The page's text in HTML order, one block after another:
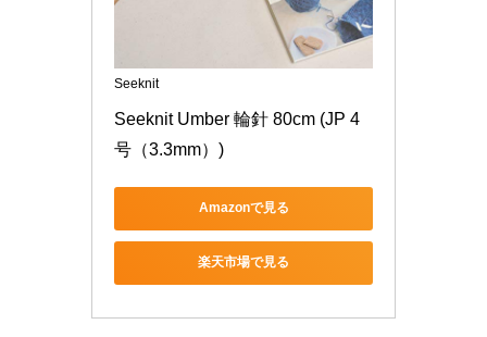
Seeknit
Seeknit Umber 輪針 80cm (JP 4
号（3.3mm）)
Amazonで見る
楽天市場で見る